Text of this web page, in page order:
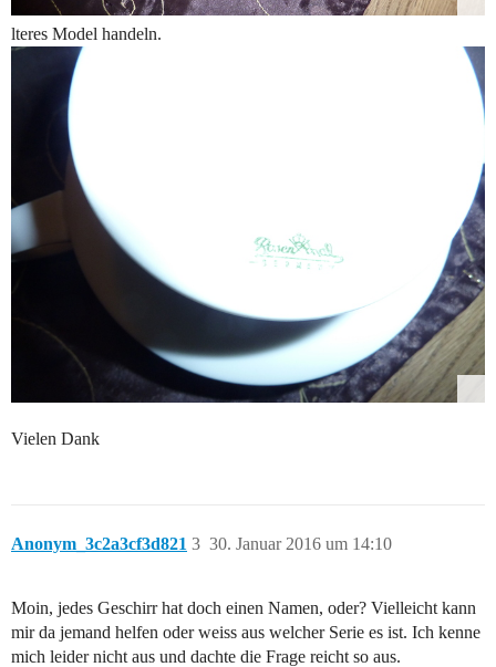
lteres Model handeln.
Vielen Dank
Anonym_3c2a3cf3d821 30. Januar 2016 um 14:10
3
Moin, jedes Geschirr hat doch einen Namen, oder? Vielleicht kann
mir da jemand helfen oder weiss aus welcher Serie es ist. Ich kenne
mich leider nicht aus und dachte die Frage reicht so aus.